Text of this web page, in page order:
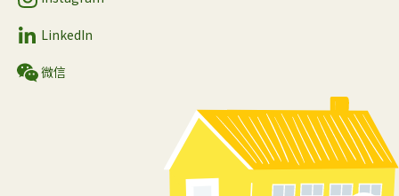
LinkedIn
微信